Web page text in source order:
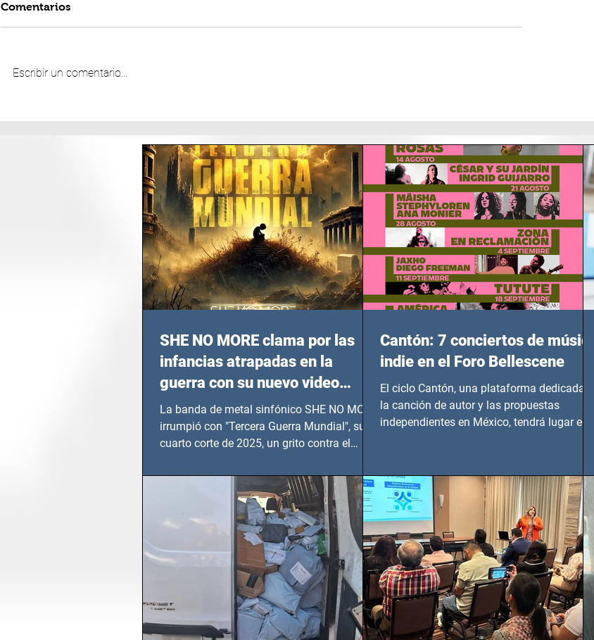
Comentarios
Escribir un comentario...
SHE NO MORE clama por las
infancias atrapadas en la
guerra con su nuevo video
TERCERA GUERRA MUNDIAL
La banda de metal sinfónico SHE NO MORE
irrumpió con "Tercera Guerra Mundial", su
cuarto corte de 2025, un grito contra el
en epicentros bélicos.
Cantón: 7 conciertos de música
indie en el Foro Bellescene
El ciclo Cantón, una plataforma dedicada a
la canción de autor y las propuestas
independientes en México, tendrá lugar en el
del 14 de agosto al 25 de septiembre, a las
20:00 horas.